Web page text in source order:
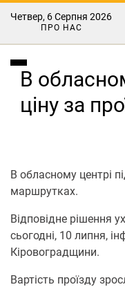
Четвер, 6 Серпня 2026
ПРО НАС
В
ціну за
В обласному центрі
маршрутках.
Відповідне рішення
сьогодні, 10 липня,
Кіровоградщини.
Вартість проїзду